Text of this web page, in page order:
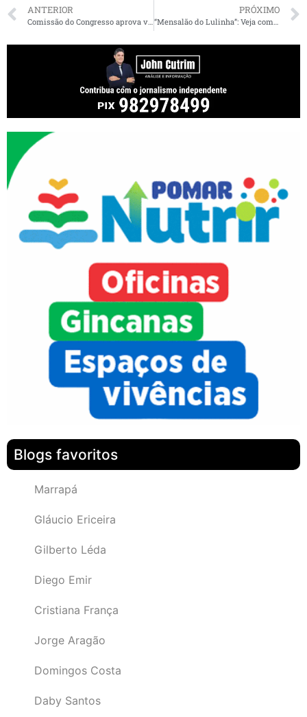
ANTERIOR
Comissão do Congresso aprova verba extra a partidos estimada em R$ 160 mi para 2026
PRÓXIMO
“Mensalão do Lulinha”: Veja como parlamentares do MA votaram na CPMI para convocação do filho do Presidente
Blogs favoritos
Marrapá
Gláucio Ericeira
Gilberto Léda
Diego Emir
Cristiana França
Jorge Aragão
Domingos Costa
Daby Santos